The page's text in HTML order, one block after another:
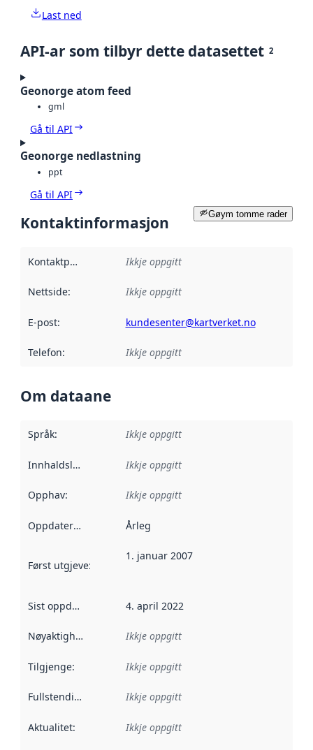
Last ned
API-ar som tilbyr dette datasettet 2
Geonorge atom feed
gml
Gå til API
Geonorge nedlastning
ppt
Gå til API
Gøym tomme rader
Kontaktinformasjon
Kontaktpunkt Ikkje oppgitt
Nettside: Ikkje oppgitt
E-post: kundesenter@kartverket.no
Telefon: Ikkje oppgitt
Om dataane
Språk: Ikkje oppgitt
Innhaldsleverandørar :
Ikkje oppgitt
Opphav: Ikkje oppgitt
Oppdateringsfrekvens :
Årleg
Først utgjeve: Denne datoen seier når dataa i dette
1. januar 2007
Sist oppdatert 4. april 2022
Nøyaktigheit Ikkje oppgitt
Tilgjenge: Ikkje oppgitt
Fullstendigheit Ikkje oppgitt
Aktualitet: Ikkje oppgitt